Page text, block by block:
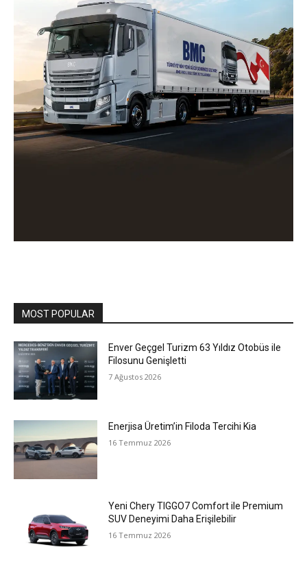
MOST POPULAR
Enver Geçgel Turizm 63 Yıldız Otobüs ile
Filosunu Genişletti
7 Ağustos 2026
Enerjisa Üretim’in Filoda Tercihi Kia
16 Temmuz 2026
Yeni Chery TIGGO7 Comfort ile Premium
SUV Deneyimi Daha Erişilebilir
16 Temmuz 2026